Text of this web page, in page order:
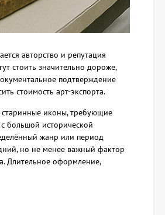
авторство и репутация
стоить значительно дороже,
подтверждение
стоимость арт-экспорта.
старинные иконы, требующие
большой исторической
жанр или период
но не менее важный фактор
Длительное оформление,